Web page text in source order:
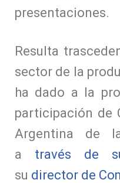
presentaciones.
Resulta
sector de la
ha dado a la
participación de
Argentina de
a través de
su director de